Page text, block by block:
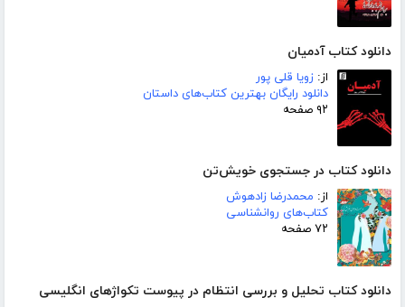
دانلود کتاب آدمیان
از: زویا قلی پور
دانلود رایگان بهترین کتاب‌های داستان
۹۲ صفحه
دانلود کتاب در جستجوی خویش‌تن
از: محمدرضا زادهوش
کتاب‌های روانشناسی
۷۲ صفحه
دانلود کتاب تحلیل و بررسی انتظام در پیوست تکواژهای انگلیسی